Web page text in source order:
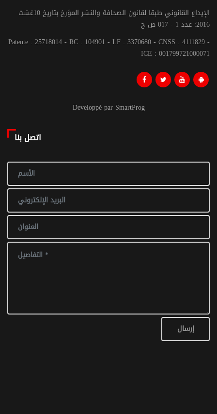
الإيداع القانوني طبقا لقانون الصحافة والنشر المؤرخ بتاريخ 10غشت
2016: عدد 1 - 017 ص ح
Patente : 25718014 - RC : 104901 - I.F : 3370680 - CNSS : 4111829 -
ICE : 001799721000071
Developpé par SmartProg
اتصل بنا